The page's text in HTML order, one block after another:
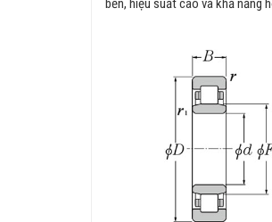
bền, hiệu suất cao và khả năng